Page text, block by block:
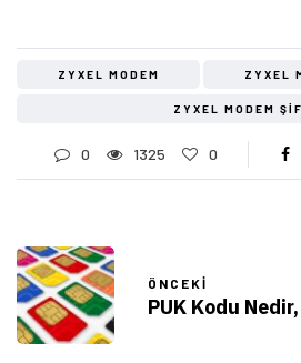
ZYXEL MODEM ZYXEL
ZYXEL MODEM
0 1325 0
ÖNCEKI
PUK Kodu